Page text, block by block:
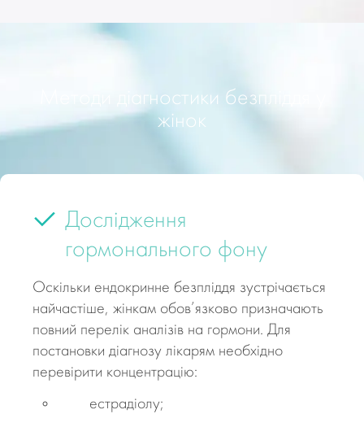
Методи діагностики безпліддя у
жінок
Дослідження
гормонального фону
Оскільки ендокринне безпліддя зустрічається
найчастіше, жінкам обов’язково призначають
повний перелік аналізів на гормони. Для
постановки діагнозу лікарям необхідно
перевірити концентрацію:
естрадіолу;